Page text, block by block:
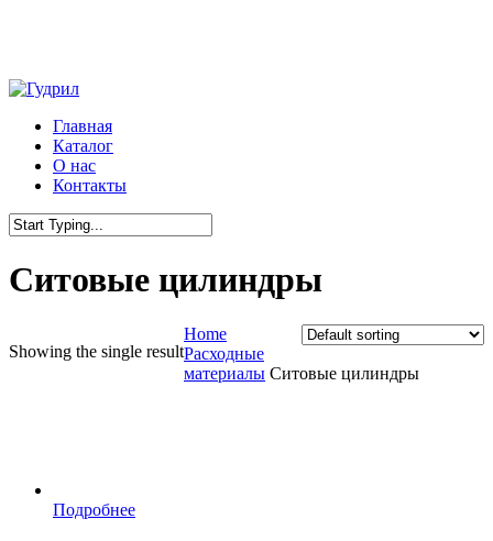
content
Menu
Главная
Каталог
О нас
Контакты
Search
Ситовые цилиндры
Showing the single result
Home
Расходные
материалы Ситовые цилиндры
Подробнее